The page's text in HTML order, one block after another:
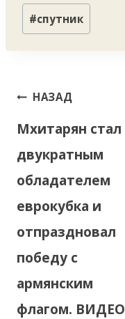
Метки
записи:
#спутник
Навигация
записям
НАЗАД
Мхитарян стал
двукратным
обладателем
еврокубка и
отпраздновал
победу с
армянским
флагом. ВИДЕО